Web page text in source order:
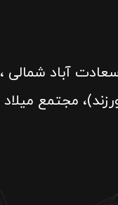
آباد شمالی ،
مجتمع میلاد